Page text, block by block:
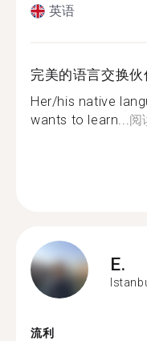
英语
完美的语言交换伙
Her/his native
wants to learn...阅
E.
流利